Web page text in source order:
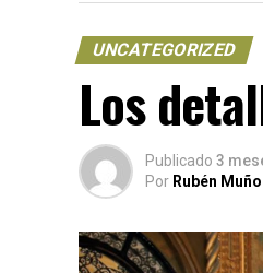
UNCATEGORIZED
Los
Publicado 3
Por Rubén